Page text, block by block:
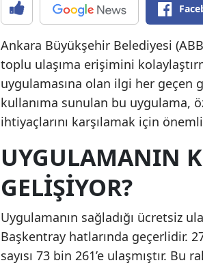
Ankara Büyükşehir Belediyesi
toplu ulaşıma erişimini
uygulamasına olan ilgi her geçen
kullanıma sunulan bu uygulama,
ihtiyaçlarını karşılamak için
UYGULAMANIN
GELIŞIYOR?
Uygulamanın sağladığı ücretsiz
Başkentray hatlarında geçerlidir.
sayısı 73 bin 261’e ulaşmıştır.